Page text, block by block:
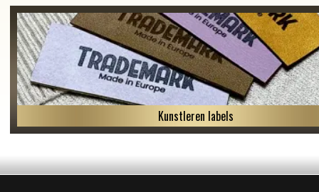
Kunstleren labels